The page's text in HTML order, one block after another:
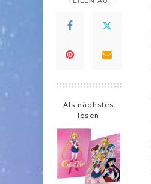
Als nächstes
lesen